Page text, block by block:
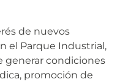
de nuevos
el Parque Industrial,
generar condiciones
promoción de